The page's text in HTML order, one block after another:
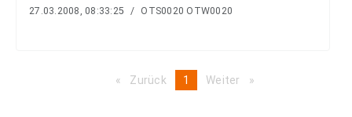
27.03.2008, 08:33:25 / OTS0020 OTW0020
Zurück pageYou're
1 Weiter page